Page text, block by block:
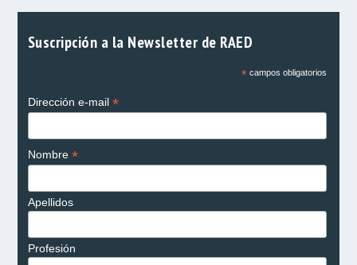
Suscripción a la Newsletter de RAED
*campos obligatorios
Dirección e-mail *
Nombre *
Apellidos
Profesión